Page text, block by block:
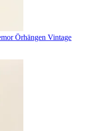
Örhängen Vintage